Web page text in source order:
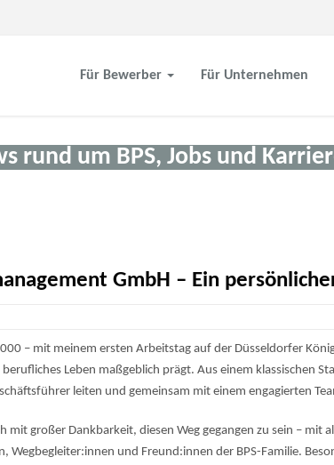
Für Bewerber Für Unternehmen
rund um BPS, Jobs und
GmbH – Ein
– mit meinem ersten Arbeitstag auf der Düsseldorfer
berufliches Leben maßgeblich prägt. Aus einem klassischen
leiten und gemeinsam mit einem engagierten
mit großer Dankbarkeit, diesen Weg gegangen zu sein –
Wegbegleiter:innen und Freund:innen der BPS-Familie.